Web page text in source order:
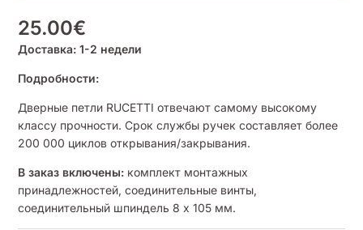
25.00€
Доставка: 1-2 недели
Подробности:
Дверные петли RUCETTI отвечают самому высокому
классу прочности. Срок службы ручек составляет более
200 000 циклов открывания/закрывания.
В заказ включены:комплект монтажных
принадлежностей, соединительные винты,
соединительный шпиндель 8 x 105 мм.